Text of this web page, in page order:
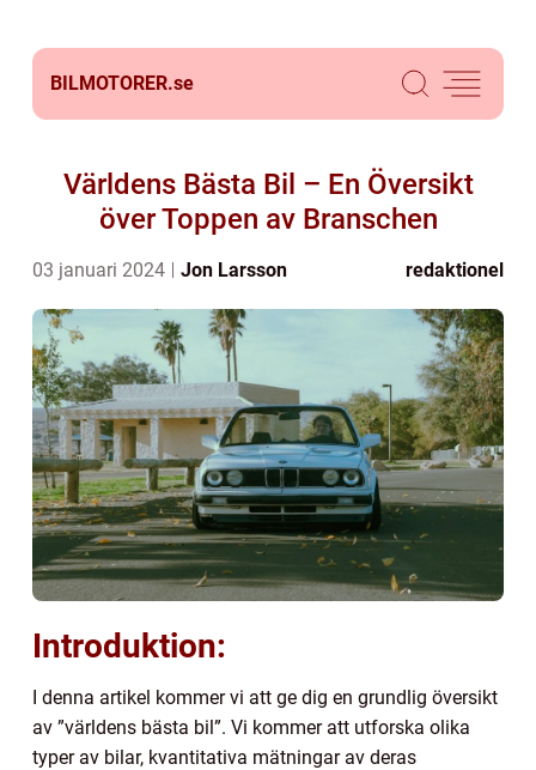
BILMOTORER.se
Världens Bästa Bil – En Översikt
över Toppen av Branschen
03 januari 2024 Jon Larsson redaktionel
Introduktion:
I denna artikel kommer vi att ge dig en grundlig översikt
av ”världens bästa bil”. Vi kommer att utforska olika
typer av bilar, kvantitativa mätningar av deras